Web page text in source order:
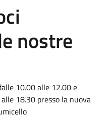
nostre
10.00 alle 12.00 e
18.30 presso la nuova